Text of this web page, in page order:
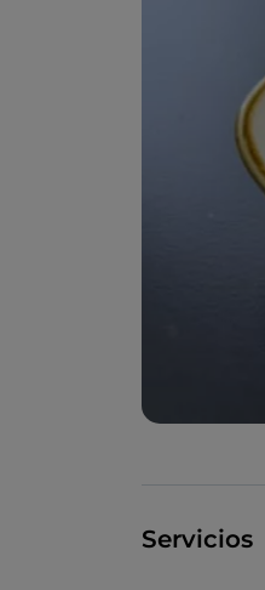
Servicios